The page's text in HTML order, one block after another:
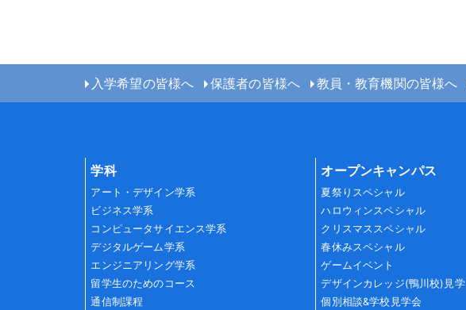
入学希望の皆様へ 保護者の皆様へ 教員・教育機関の皆様へ
学科
アート・デザイン学系
ビジネス学系
コンピュータサイエンス学系
デジタルゲーム学系
エンジニアリング学系
留学生のためのコース
通信制課程
オープンキャンパス
夏祭りスペシャル
ハロウィンスペシャル
クリスマススペシャル
春休みスペシャル
ゲームイベント
デザインカレッジ(鴨川校)見学
個別相談&学校見学会